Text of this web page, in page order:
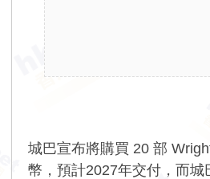
城巴宣布將購買 20 部
幣，預計2027年交付，而城